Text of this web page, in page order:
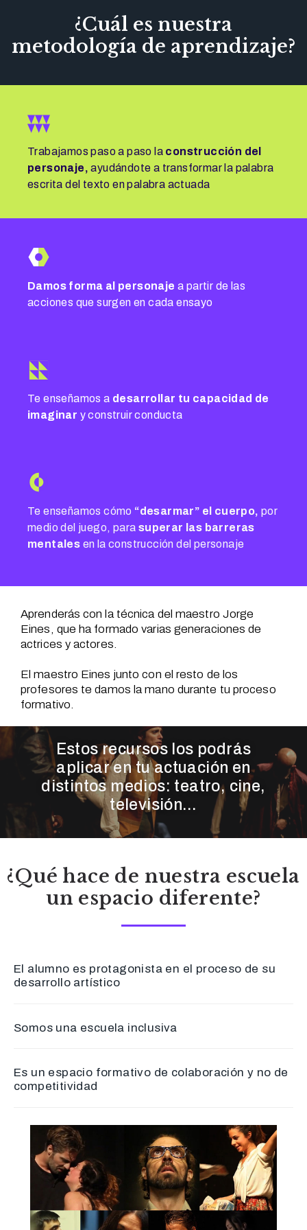
¿Cuál es nuestra
metodología de aprendizaje?
Trabajamos paso a paso la construcción del
personaje,ayudándote a transformar la palabra
escrita del texto en palabra actuada
Damos forma al personaje a partir de las
acciones que surgen en cada ensayo
Aprenderás con la técnica del maestro Jorge
Eines, que ha formado varias generaciones de
actrices y actores.
El maestro Eines junto con el resto de los
profesores te damos la mano durante tu proceso
formativo.
Te enseñamos cómo “desarmar” el cuerpo, por
medio del juego, para superar las barreras
mentales en la construcción del personaje
Te enseñamos a desarrollar tu capacidad de
imaginar y construir conducta
Estos recursos los podrás
aplicar en tu actuación en
distintos medios: teatro, cine,
televisión…
¿Qué hace de nuestra escuela
un espacio diferente?
El alumno es protagonista en el proceso de su
desarrollo artístico
Somos una escuela inclusiva
Es un espacio formativo de colaboración y no de
competitividad